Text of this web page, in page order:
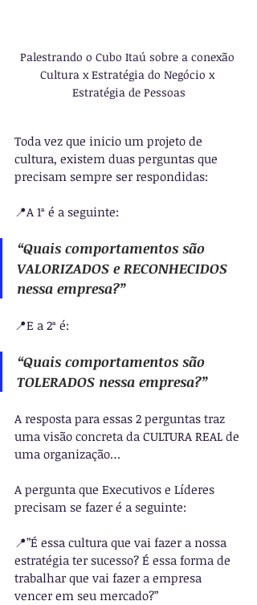
Palestrando o Cubo Itaú sobre a conexão
Cultura x Estratégia do Negócio x
Estratégia de Pessoas
Toda vez que inicio um projeto de
cultura, existem duas perguntas que
precisam sempre ser respondidas:
📍A 1ª é a seguinte:
“Quais comportamentos são
VALORIZADOS e RECONHECIDOS
nessa empresa?”
📍E a 2ª é:
“Quais comportamentos são
TOLERADOS nessa empresa?”
A resposta para essas 2 perguntas traz
uma visão concreta da CULTURA REAL de
uma organização…
A pergunta que Executivos e Líderes
precisam se fazer é a seguinte:
📍”É essa cultura que vai fazer a nossa
estratégia ter sucesso? É essa forma de
trabalhar que vai fazer a empresa
vencer em seu mercado?”